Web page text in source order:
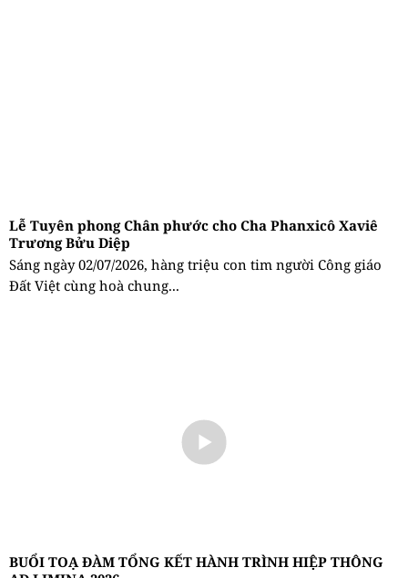
Lễ Tuyên phong Chân phước cho Cha Phanxicô Xaviê
Trương Bửu Diệp
Sáng ngày 02/07/2026, hàng triệu con tim người Công giáo
Đất Việt cùng hoà chung...
BUỔI TOẠ ĐÀM TỔNG KẾT HÀNH TRÌNH HIỆP THÔNG